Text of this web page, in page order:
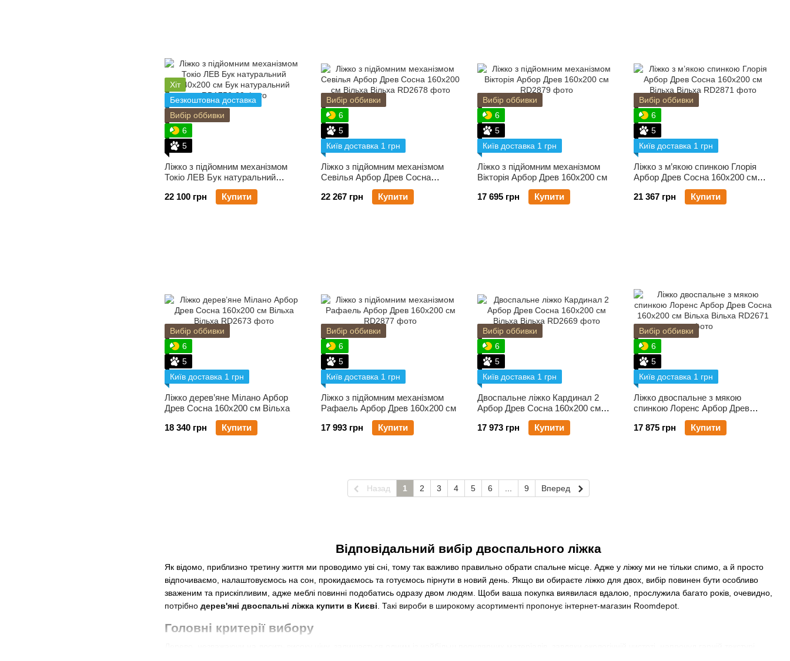
Хіт
Безкоштовна доставка
Вибір оббивки
6
5
Ліжко з підйомним механізмом
Токіо ЛЕВ Бук натуральний
22 100 грн
Купити
Вибір оббивки
6
5
Київ доставка 1 грн
Ліжко з підйомним механізмом
Севілья Арбор Древ Сосна
160х200 см Вільха
22 267 грн
Купити
Вибір оббивки
6
5
Київ доставка 1 грн
Ліжко з підйомним механізмом
Вікторія Арбор Древ 160х200 см
17 695 грн
Купити
Вибір оббивки
6
5
Київ доставка 1 грн
Ліжко з м’якою спинкою Глорія
Арбор Древ Сосна 160х200 см
21 367 грн
Купити
Вибір оббивки
6
5
Київ доставка 1 грн
Ліжко дерев’яне Мілано Арбор
Древ Сосна 160х200 см Вільха
18 340 грн
Купити
Вибір оббивки
6
5
Київ доставка 1 грн
Ліжко з підйомним механізмом
Рафаель Арбор Древ 160х200 см
17 993 грн
Купити
Вибір оббивки
6
5
Київ доставка 1 грн
Двоспальне ліжко Кардинал 2
Арбор Древ Сосна 160х200 см
17 973 грн
Купити
Вибір оббивки
6
5
Київ доставка 1 грн
Ліжко двоспальне з мякою
спинкою Лоренс Арбор Древ
Сосна 160х200 см Вільха
17 875 грн
Купити
Назад 1 2 3 4 5 6 9 Вперед
Відповідальний вибір двоспального ліжка
Як відомо, приблизно третину життя ми проводимо уві сні, тому так важливо правильно обрати спальне місце. Адже у ліжку ми не тільки спимо, а й просто
відпочиваємо, налаштовуємось на сон, прокидаємось та готуємось пірнути в новий день. Якщо ви обираєте ліжко для двох, вибір повинен бути особливо
зваженим та прискіпливим, адже меблі повинні подобатись одразу двом людям. Щоби ваша покупка виявилася вдалою, прослужила багато років, очевидно,
потрібно дерев'яні двоспальні ліжка купити в Києві . Такі вироби в широкому асортименті пропонує інтернет-магазин Roomdepot.
Головні критерії вибору